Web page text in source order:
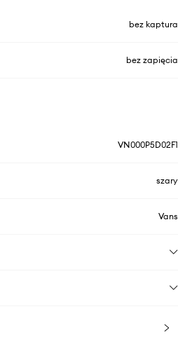
bez kaptura
bez zapięcia
VN000P5D02F1
szary
Vans